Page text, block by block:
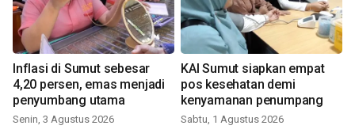
Inflasi di Sumut sebesar
4,20 persen, emas menjadi
penyumbang utama
Senin, 3 Agustus 2026
KAI Sumut siapkan empat
pos kesehatan demi
kenyamanan penumpang
Sabtu, 1 Agustus 2026